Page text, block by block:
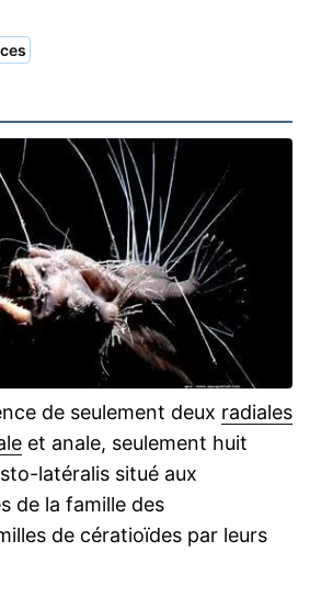
de seulement deux radiales
et anale, seulement huit
latéralis situé aux
de la famille des
de cératioïdes par leurs